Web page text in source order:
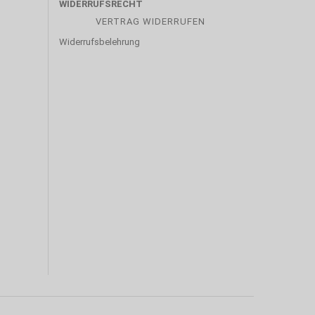
WIDERRUFSRECHT
VERTRAG WIDERRUFEN
Widerrufsbelehrung